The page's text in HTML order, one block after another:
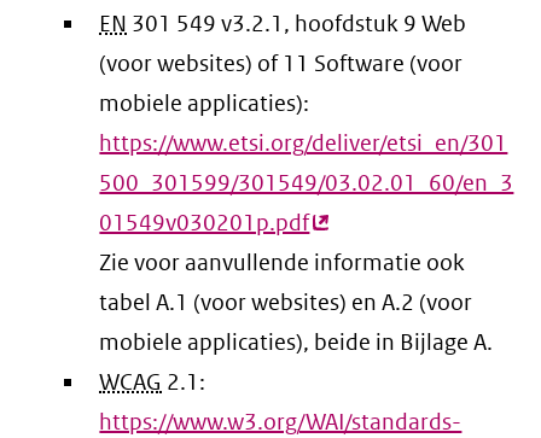
EN 301 549 v3.2.1, hoofdstuk 9 Web
(voor websites) of 11 Software (voor
mobiele applicaties):
https://www.etsi.org/deliver/etsi_en/301
500_301599/301549/03.02.01_60/en_3
01549v030201p.pdf(externe
link)
Zie voor aanvullende informatie ook
tabel A.1 (voor websites) en A.2 (voor
mobiele applicaties), beide in Bijlage A.
WCAG 2.1:
https://www.w3.org/WAI/standards-